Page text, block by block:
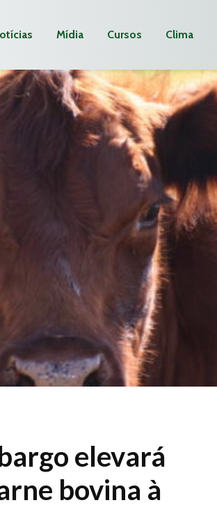
Mídia Cursos Clima
elevará
bovina à